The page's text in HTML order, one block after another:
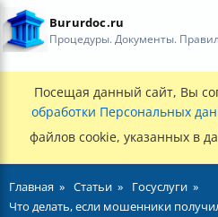
Bururdoc.ru
Процедуры. Документы.
Посещая данный сайт, Вы
обработки Персональных
файлов cookie, указанных в
Главная Статьи
Госуслуги
Что делать, если мошенники